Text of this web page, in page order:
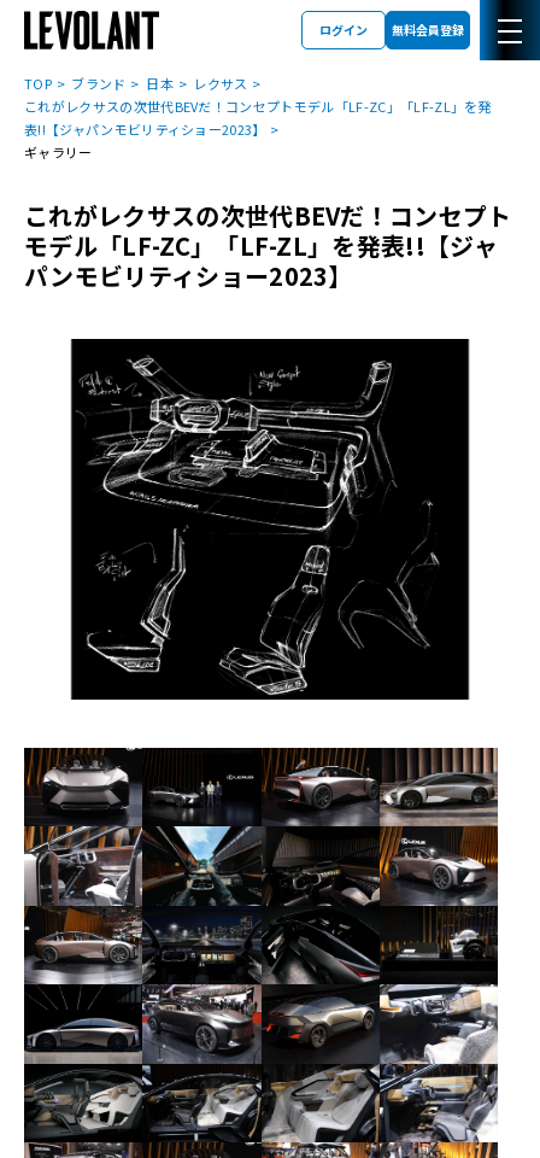
ログイン 無料会員登録
TOP ブランド 日本
レクサス
これがレクサスの次世代BEVだ！コンセプトモデル「LF-ZC」「LF-ZL」を発
表!!【ジャパンモビリティショー2023】
ギャラリー
これがレクサスの次世代BEVだ！コンセプト
モデル「LF-ZC」「LF-ZL」を発表!!【ジャ
パンモビリティショー2023】